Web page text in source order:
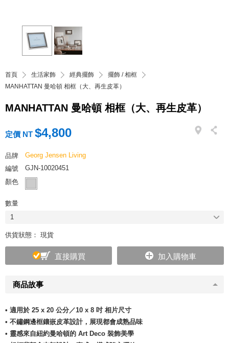
首頁 生活家飾 經典擺飾
擺飾 / 相框
MANHATTAN 曼哈頓 相框（大、再生皮革）
MANHATTAN 曼哈頓 相框（大、再生皮革）
商品故事
• 適用於 25 x 20 公分／10 x 8 吋 相片尺寸
• 不鏽鋼邊框鑲嵌皮革設計，展現都會成熟品味
• 靈感來自紐約曼哈頓的 Art Deco 裝飾美學
定價 NT $4,800
品牌
Georg Jensen Living
編號
GJN-10020451
顏色
數量
1
供貨狀態： 現貨
直接購買 加入購物車